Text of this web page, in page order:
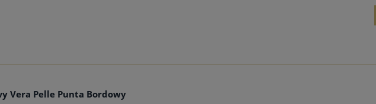
Vera Pelle Punta Bordowy